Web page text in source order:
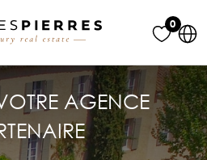
0
AGENCE